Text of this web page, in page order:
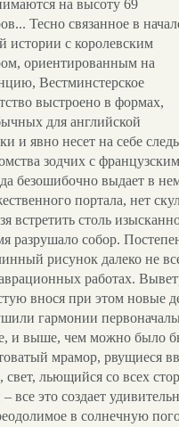
на высоту 69
Тесно связанное в
истории с королевским
ориентированным на
Вестминстерское
выстроено в формах,
для английской
и явно несет на себе
зодчих с
безошибочно выдает в
портала, нет
встретить столь
разрушало собор.
рисунок далеко не
работах.
внося при этом новые
гармонии
и выше, чем можно было
мрамор, рвущиеся
свет, льющийся со всех
– все это создает
в солнечную